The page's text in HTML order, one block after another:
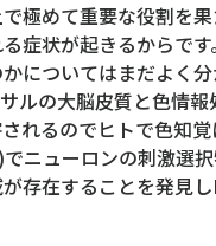
極めて重要な役割を
症状が起きるからで
についてはまだよく
ルの大脳皮質と色情
れるのでヒトで色知
ニューロンの刺激選
存在することを発見